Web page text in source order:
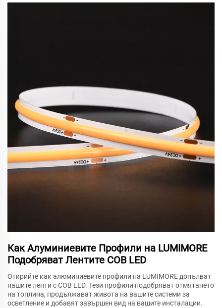
Как Алуминиевите Профили на LUMIMORE
Подобряват Лентите COB LED
Открийте как алюминиевите профили на LUMIMORE допълват
нашите ленти с COB LED. Тези профили подобряват отмятането
на топлина, продължават живота на вашите системи за
осветление и добавят завършен вид на вашите инсталации.